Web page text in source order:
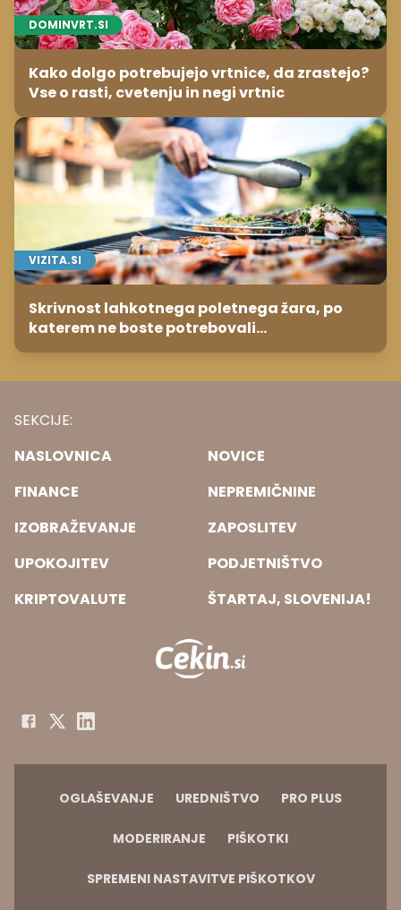
DOMINVRT.SI
Kako dolgo potrebujejo vrtnice, da zrastejo?
Vse o rasti, cvetenju in negi vrtnic
VIZITA.SI
Skrivnost lahkotnega poletnega žara, po
katerem ne boste potrebovali
popoldanskega spanca
SEKCIJE:
NASLOVNICA
NOVICE
FINANCE
NEPREMIČNINE
IZOBRAŽEVANJE
ZAPOSLITEV
UPOKOJITEV
PODJETNIŠTVO
KRIPTOVALUTE
ŠTARTAJ, SLOVENIJA!
OGLAŠEVANJE UREDNIŠTVO PRO PLUS
MODERIRANJE PIŠKOTKI
SPREMENI NASTAVITVE PIŠKOTKOV